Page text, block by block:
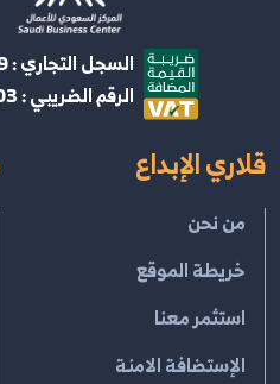
السجل التجاري : 2054100469
الرقم الضريبي : 301270962100003
قلاري الإبداع
من نحن
خريطة الموقع
استثمر معنا
الإستضافة الامنة